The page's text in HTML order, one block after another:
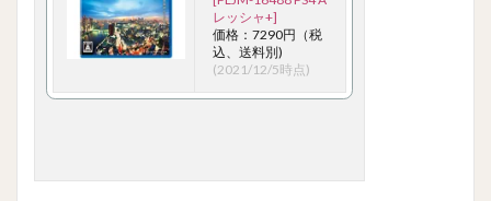
レッシャ+]
価格：7290円（税
込、送料別)
(2021/12/5時点)